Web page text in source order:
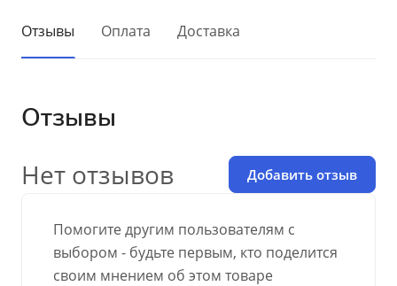
Отзывы Оплата Доставка
Отзывы
Помогите другим пользователям с
выбором - будьте первым, кто поделится
своим мнением об этом товаре
Нет отзывов Добавить отзыв